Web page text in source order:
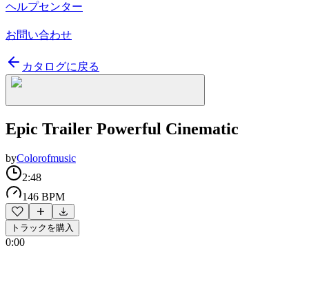
ヘルプセンター
お問い合わせ
カタログに戻る
Epic Trailer Powerful Cinematic
byColorofmusic
2:48
146 BPM
トラックを購入
0:00